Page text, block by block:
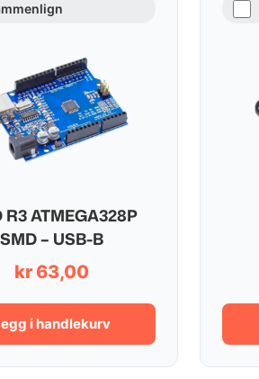
R3 ATMEGA328P
SMD – USB-B
kr 63,00
i handlekurv